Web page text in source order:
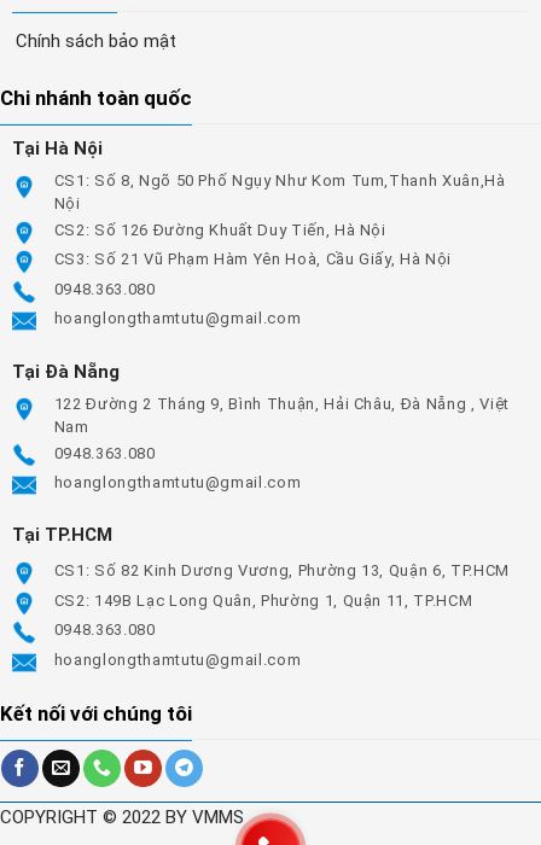
Chính sách bảo mật
Chi nhánh toàn quốc
Tại Hà Nội
CS1: Số 8, Ngõ 50 Phố Ngụy Như Kom Tum,Thanh Xuân,Hà
Nội
CS2: Số 126 Đường Khuất Duy Tiến, Hà Nội
CS3: Số 21 Vũ Phạm Hàm Yên Hoà, Cầu Giấy, Hà Nội
0948.363.080
hoanglongthamtutu@gmail.com
Tại Đà Nẵng
122 Đường 2 Tháng 9, Bình Thuận, Hải Châu, Đà Nẵng , Việt
Nam
0948.363.080
hoanglongthamtutu@gmail.com
Tại TP.HCM
CS1: Số 82 Kinh Dương Vương, Phường 13, Quận 6, TP.HCM
CS2: 149B Lạc Long Quân, Phường 1, Quận 11, TP.HCM
0948.363.080
hoanglongthamtutu@gmail.com
Kết nối với chúng tôi
COPYRIGHT © 2022 BY VMMS